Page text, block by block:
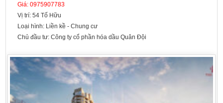
Giá: 0975907783
Vị trí: 54 Tố Hữu
Loại hình: Liền kề - Chung cư
Chủ đầu tư: Công ty cổ phần hóa dầu Quân Đội